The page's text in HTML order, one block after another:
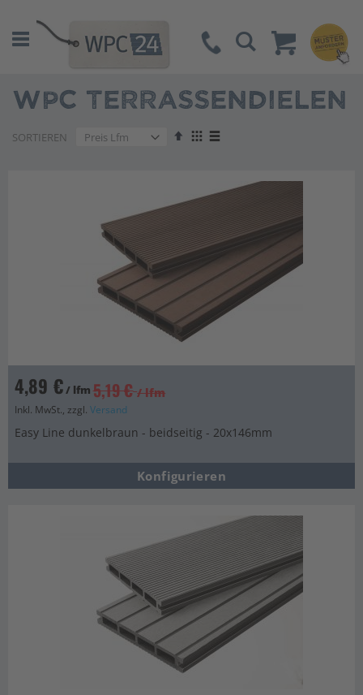
Suche
WPC TERRASSENDIELEN
SORTIEREN
AbsteigendAnzeigen
4,89 €/ lfm 5,19 € / lfm
Inkl. MwSt., zzgl. Versand
Easy Line dunkelbraun - beidseitig - 20x146mm
Konfigurieren